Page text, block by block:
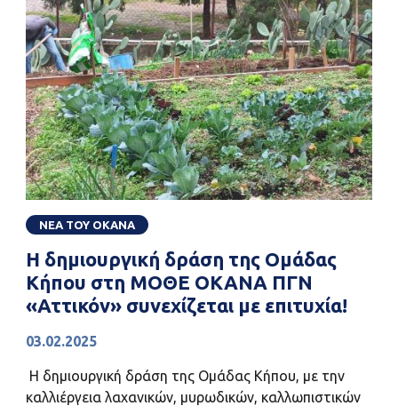
ΝΕΑ ΤΟΥ ΟΚΑΝΑ
Η δημιουργική δράση της Ομάδας
Κήπου στη ΜΟΘΕ ΟΚΑΝΑ ΠΓΝ
«Αττικόν» συνεχίζεται με επιτυχία!
03.02.2025
Η δημιουργική δράση της Ομάδας Κήπου, με την
καλλιέργεια λαχανικών, μυρωδικών, καλλωπιστικών